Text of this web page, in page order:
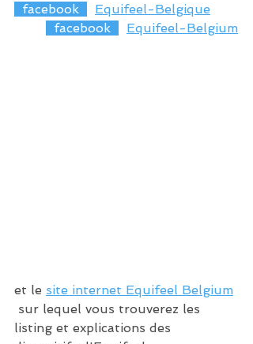
facebook
Equifeel-Belgique
facebook
Equifeel-Belgium
et le site internet Equifeel Belgium
sur lequel vous trouverez les
listing et explications des